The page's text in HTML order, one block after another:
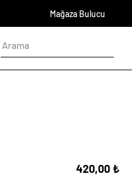
Mağaza Bulucu
420,00 ₺